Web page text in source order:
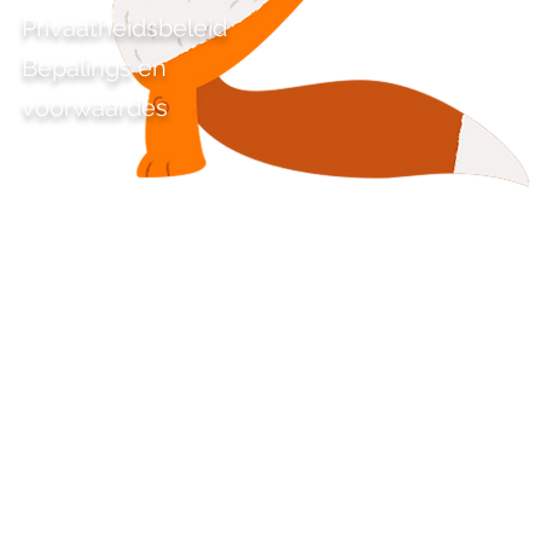
Privaatheidsbeleid
Bepalings en
voorwaardes